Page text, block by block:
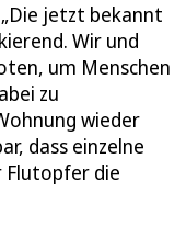
jetzt bekannt
Wir und
um Menschen
zu
wieder
dass einzelne
Flutopfer die